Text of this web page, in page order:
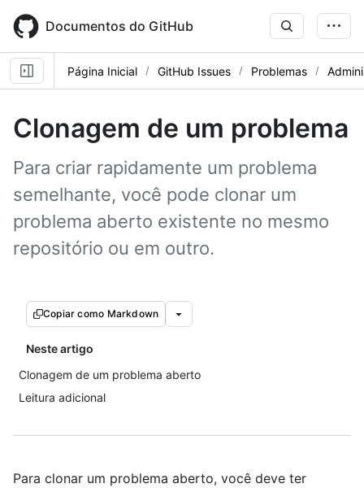
main
content
Documentos do GitHub
Página Inicial GitHub Issues Problemas
Clonagem de um problema
Para criar rapidamente um problema
semelhante, você pode clonar um
problema aberto existente no mesmo
repositório ou em outro.
Copiar como Markdown
Neste artigo
Clonagem de um problema aberto
Leitura adicional
Para clonar um problema aberto, você deve ter